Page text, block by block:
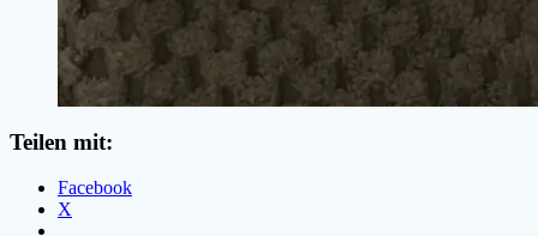
Teilen mit:
Facebook
X